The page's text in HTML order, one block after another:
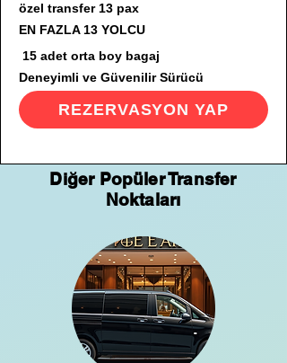
özel transfer 13 pax
EN FAZLA 13 YOLCU
15 adet orta boy bagaj
Deneyimli ve Güvenilir Sürücü
REZERVASYON YAP
Diğer Popüler Transfer
Noktaları